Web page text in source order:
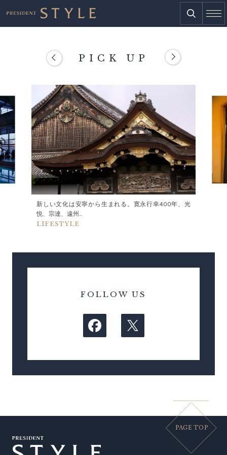
PICK UP
新しい文化は安寧から生まれる。寛永行幸400年、光
悦、宗達、遠州...
LIFESTYLE
FOLLOW US
PAGE TOP